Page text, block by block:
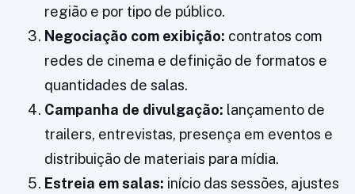
região e por tipo de público.
Negociação com exibição: contratos com
redes de cinema e definição de formatos e
quantidades de salas.
Campanha de divulgação: lançamento de
trailers, entrevistas, presença em eventos e
distribuição de materiais para mídia.
Estreia em salas: início das sessões, ajustes